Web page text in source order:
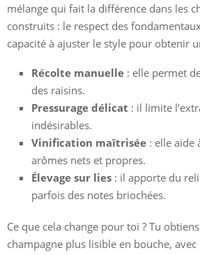
mélange qui fait la différence dans les
construits : le respect des
capacité à ajuster le style pour obtenir
Récolte manuelle : elle permet
des raisins.
Pressurage délicat : il limite
indésirables.
Vinification maîtrisée : elle aide
arômes nets et propres.
Élevage sur lies : il apporte du
parfois des notes briochées.
Ce que cela change pour toi ? Tu
champagne plus lisible en bouche,